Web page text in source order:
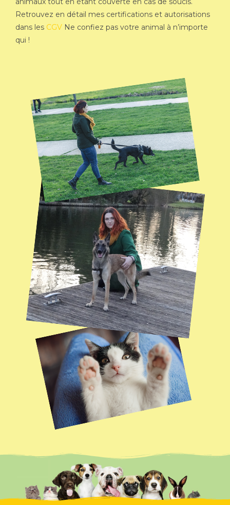
Retrouvez en détail mes certifications et autorisations
dans les CGV Ne confiez pas votre animal à n’importe
qui !